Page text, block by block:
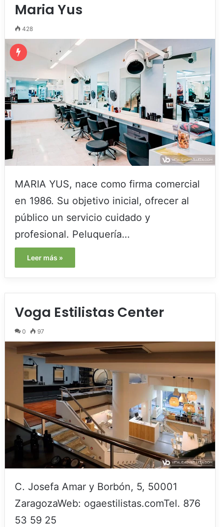
Maria Yus
428
MARIA YUS, nace como firma comercial
en 1986. Su objetivo inicial, ofrecer al
público un servicio cuidado y
profesional. Peluquería…
Leer más »
Voga Estilistas Center
0 97
C. Josefa Amar y Borbón, 5, 50001
ZaragozaWeb: ogaestilistas.comTel. 876
53 59 25